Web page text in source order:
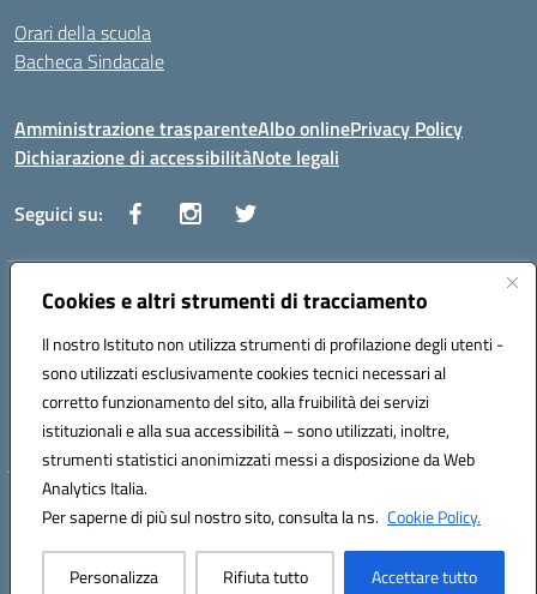
Cookies e altri strumenti di tracciamento
Il nostro Istituto non utilizza strumenti di profilazione degli utenti -
sono utilizzati esclusivamente cookies tecnici necessari al
corretto funzionamento del sito, alla fruibilità dei servizi
istituzionali e alla sua accessibilità – sono utilizzati, inoltre,
strumenti statistici anonimizzati messi a disposizione da Web
Analytics Italia.
Per saperne di più sul nostro sito, consulta la ns. Cookie Policy.
Personalizza Rifiuta tutto Accettare tutto
Orari della scuola
Bacheca Sindacale
Amministrazione trasparenteAlbo onlinePrivacy Policy
Dichiarazione di accessibilitàNote legali
Seguici su:
Indirizzo:Via Vaccari n.5 e Via Falcone n.20 - 91025 Marsala
Posta elettronica certificata (PEC):tppm03000q@pec.istruzione.it
Codice fiscale: 82004490817
Codice meccanografico: TPPM03000Q
Hosting & Powered by 3D Solution S.r.l.
Concept & Design by Designers Italia